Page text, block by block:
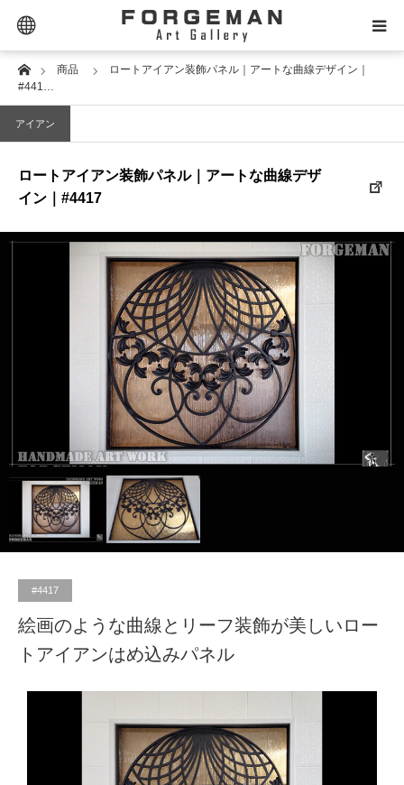
Home商品
ロートアイアン装飾パネル｜アートな曲線デザイン｜
#441…
アイアン
ロートアイアン装飾パネル｜アートな曲線デザ
イン｜#4417
#4417
絵画のような曲線とリーフ装飾が美しいロー
トアイアンはめ込みパネル
SELECTOR｜セレクター
PRICE｜価格帯
STYLE｜スタイル
DESIGN｜デザイン名
MATERIAL｜素材別
CONTACT｜お問合せ
TECH｜技術サイト